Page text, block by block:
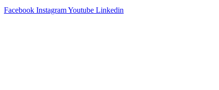
Facebook InstagramYoutube Linkedin